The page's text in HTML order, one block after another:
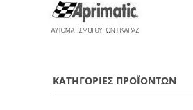
ΚΑΤΗΓΟΡΙΕΣ ΠΡΟΪΟΝΤΩΝ